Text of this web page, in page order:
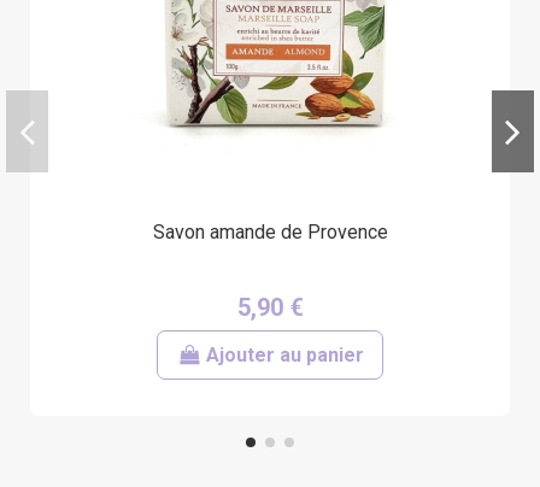
Savon amande de Provence
5,90 €
Ajouter au panier